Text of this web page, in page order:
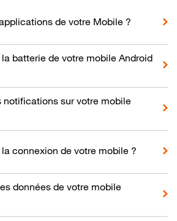
de votre Mobile ?
batterie de votre mobile Android
sur votre mobile
connexion de votre mobile ?
données de votre mobile